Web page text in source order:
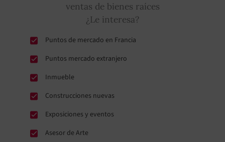
ventas de bienes raíces
¿Le interesa?
Puntos de mercado en Francia
Puntos mercado extranjero
Inmueble
Construcciones nuevas
Exposiciones y eventos
Asesor de Arte